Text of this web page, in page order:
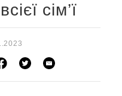
сім’ї